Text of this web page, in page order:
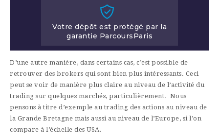
Votre dépôt est protégé par la
garantie ParcoursParis
D’une autre manière, dans certains cas, c’est possible de
retrouver des brokers qui sont bien plus intéressants. Ceci
peut se voir de manière plus claire au niveau de l’activité du
trading sur quelques marchés, particulièrement. Nous
pensons à titre d’exemple au trading des actions au niveau de
la Grande Bretagne mais aussi au niveau de l’Europe, si l’on
compare à l’échelle des USA.